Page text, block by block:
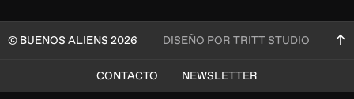
© BUENOS ALIENS 2026 DISEÑO POR TRITT STUDIO
CONTACTO
NEWSLETTER